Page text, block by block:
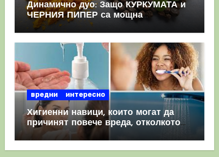
Динамично дуо: Защо КУРКУМАТА и
ЧЕРНИЯ ПИПЕР са мощна
комбинация
вредни интересно
Хигиенни навици, които могат да
причинят повече вреда, отколкото
полза